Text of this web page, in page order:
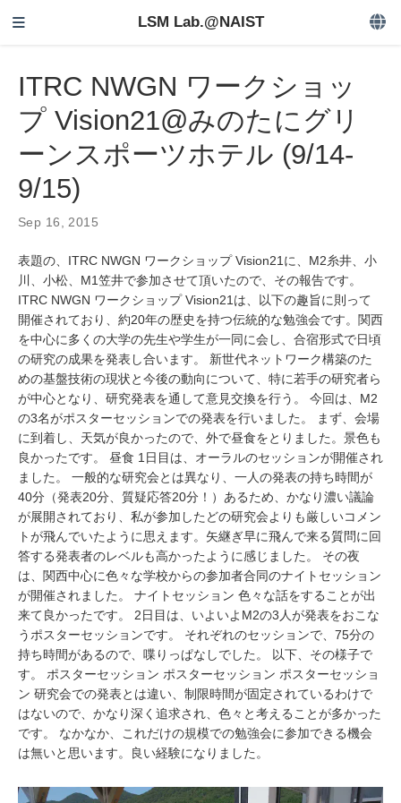
LSM Lab.@NAIST
ITRC NWGN ワークショッ
プ Vision21@みのたにグリ
ーンスポーツホテル (9/14-
9/15)
Sep 16, 2015
表題の、ITRC NWGN ワークショップ Vision21に、M2糸井、小
川、小松、M1笠井で参加させて頂いたので、その報告です。
ITRC NWGN ワークショップ Vision21は、以下の趣旨に則って
開催されており、約20年の歴史を持つ伝統的な勉強会です。関西
を中心に多くの大学の先生や学生が一同に会し、合宿形式で日頃
の研究の成果を発表し合います。 新世代ネットワーク構築のた
めの基盤技術の現状と今後の動向について、特に若手の研究者ら
が中心となり、研究発表を通して意見交換を行う。 今回は、M2
の3名がポスターセッションでの発表を行いました。 まず、会場
に到着し、天気が良かったので、外で昼食をとりました。景色も
良かったです。 昼食 1日目は、オーラルのセッションが開催され
ました。 一般的な研究会とは異なり、一人の発表の持ち時間が
40分（発表20分、質疑応答20分！）あるため、かなり濃い議論
が展開されており、私が参加したどの研究会よりも厳しいコメン
トが飛んでいたように思えます。矢継ぎ早に飛んで来る質問に回
答する発表者のレベルも高かったように感じました。 その夜
は、関西中心に色々な学校からの参加者合同のナイトセッション
が開催されました。 ナイトセッション 色々な話をすることが出
来て良かったです。 2日目は、いよいよM2の3人が発表をおこな
うポスターセッションです。 それぞれのセッションで、75分の
持ち時間があるので、喋りっぱなしでした。 以下、その様子で
す。 ポスターセッション ポスターセッション ポスターセッショ
ン 研究会での発表とは違い、制限時間が固定されているわけで
はないので、かなり深く追求され、色々と考えることが多かった
です。 なかなか、これだけの規模での勉強会に参加できる機会
は無いと思います。良い経験になりました。